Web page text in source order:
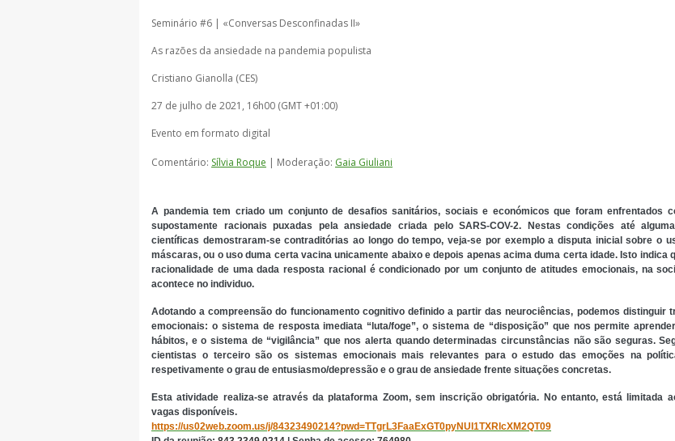
Seminário #6 | «Conversas Desconfinadas II»
As razões da ansiedade na pandemia populista
Cristiano Gianolla (CES)
27 de julho de 2021, 16h00 (GMT +01:00)
Evento em formato digital
Comentário: Sílvia Roque | Moderação: Gaia Giuliani
A pandemia tem criado um conjunto de desafios sanitários, sociais e económicos que foram enfrentados
supostamente racionais puxadas pela ansiedade criada pelo SARS-COV-2.
Nestas condições até
científicas demostraram-se contraditórias ao longo do tempo, veja-se por exemplo a disputa inicial sobre o
máscaras, ou o uso duma certa vacina unicamente abaixo e depois apenas acima duma certa idade. Isto indica
racionalidade de uma dada resposta racional é condicionado por um conjunto de atitudes emocionais, na
acontece no individuo.
Adotando a compreensão do funcionamento cognitivo definido a partir das neurociências, podemos distinguir
emocionais: o sistema de resposta imediata “luta/foge”, o sistema de “disposição” que nos permite
hábitos, e o sistema de “vigilância” que nos alerta quando determinadas circunstâncias não são seguras.
cientistas o terceiro são os sistemas emocionais mais relevantes para o estudo das emoções na
respetivamente o grau de entusiasmo/depressão e o grau de ansiedade frente situações concretas.
Esta atividade realiza-se através da plataforma Zoom, sem inscrição obrigatória. No entanto, está limitada
vagas disponíveis.
https://us02web.zoom.us/j/84323490214?pwd=TTgrL3FaaExGT0pyNUI1TXRlcXM2QT09